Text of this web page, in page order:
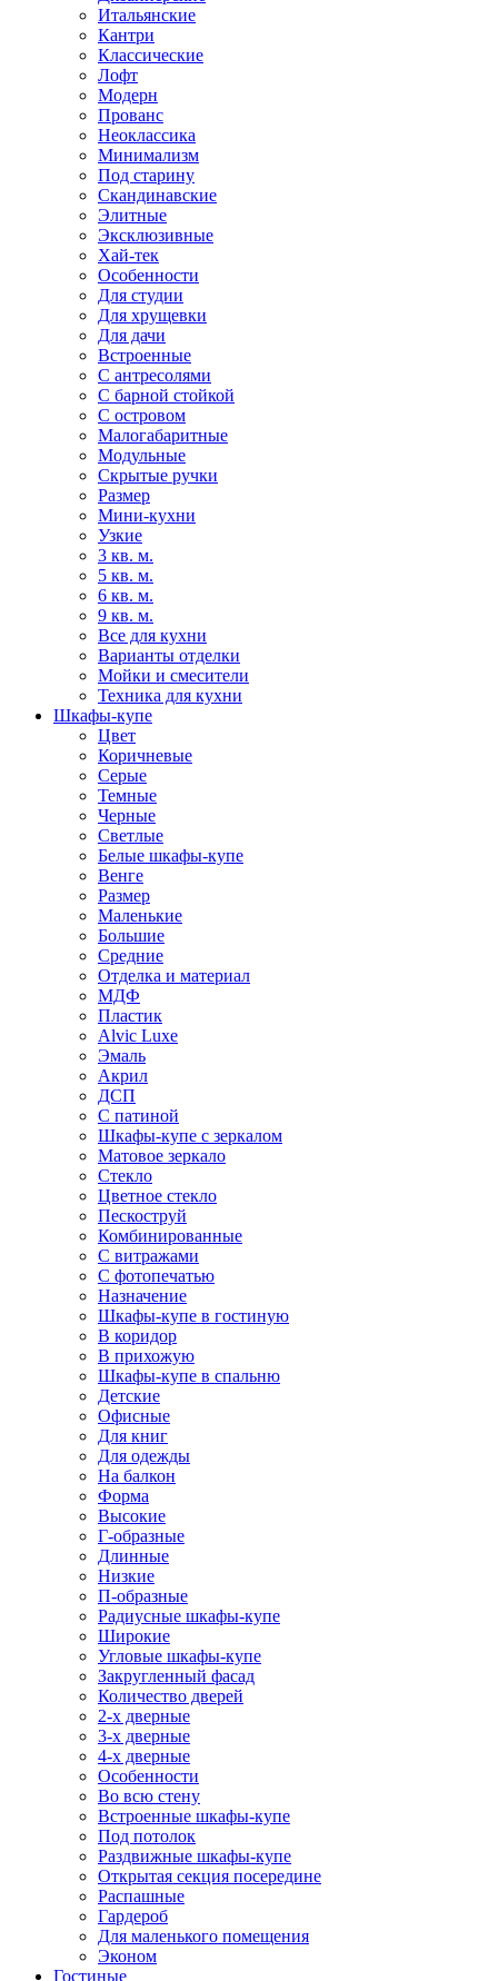
Итальянские
Кантри
Классические
Лофт
Модерн
Прованс
Неоклассика
Минимализм
Под старину
Скандинавские
Элитные
Эксклюзивные
Хай-тек
Особенности
Для студии
Для хрущевки
Для дачи
Встроенные
С антресолями
С барной стойкой
С островом
Малогабаритные
Модульные
Скрытые ручки
Размер
Мини-кухни
Узкие
3 кв. м.
5 кв. м.
6 кв. м.
9 кв. м.
Все для кухни
Варианты отделки
Мойки и смесители
Техника для кухни
Шкафы-купе
Цвет
Коричневые
Серые
Темные
Черные
Светлые
Белые шкафы-купе
Венге
Размер
Маленькие
Большие
Средние
Отделка и материал
МДФ
Пластик
Alvic Luxe
Эмаль
Акрил
ДСП
С патиной
Шкафы-купе с зеркалом
Матовое зеркало
Стекло
Цветное стекло
Пескоструй
Комбинированные
С витражами
С фотопечатью
Назначение
Шкафы-купе в гостиную
В коридор
В прихожую
Шкафы-купе в спальню
Детские
Офисные
Для книг
Для одежды
На балкон
Форма
Высокие
Г-образные
Длинные
Низкие
П-образные
Радиусные шкафы-купе
Широкие
Угловые шкафы-купе
Закругленный фасад
Количество дверей
2-х дверные
3-х дверные
4-х дверные
Особенности
Во всю стену
Встроенные шкафы-купе
Под потолок
Раздвижные шкафы-купе
Открытая секция посередине
Распашные
Гардероб
Для маленького помещения
Эконом
Гостиные